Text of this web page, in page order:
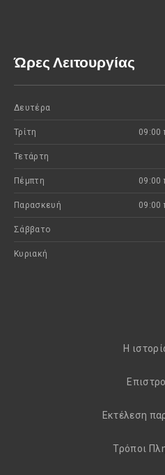
Ώρες Λειτουργίας
Δευτέρα
Τρίτη 09:00
Τετάρτη
Πέμπτη 09:00
Παρασκευή 09:00
Σάββατο
Κυριακή
H
Εκτέλεση
Τρόποι